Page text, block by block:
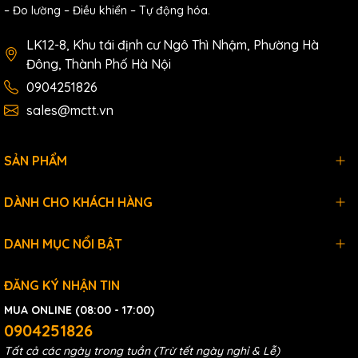
Standard
IEC61000-4-2 (ESD), Level 4
Air discharge: ±15kV
Contact discharge: ±8kV
differential mode ±2kV
Shock: IEC 60068-2-27
Certification
CE, FCC, RoHS
Warranty
– Đo lường – Điều khiển – Tự động hóa.
LK12-8, Khu tái định cư Ngô Thì Nhậm, Phường Hà
Đông, Thành Phố Hà Nội
0904251826
sales@mctt.vn
SẢN PHẨM
DÀNH CHO KHÁCH HÀNG
DANH MỤC NỔI BẬT
ĐĂNG KÝ NHẬN TIN
MUA ONLINE (08:00 - 17:00)
0904251826
Tất cả các ngày trong tuần (Trừ tết ngày nghỉ & Lễ)